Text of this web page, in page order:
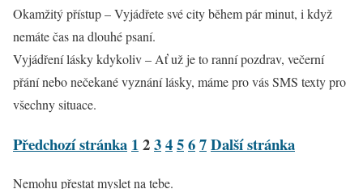
Okamžitý přístup – Vyjádřete své city během pár minut, i když
nemáte čas na dlouhé psaní.
Vyjádření lásky kdykoliv – Ať už je to ranní pozdrav, večerní
přání nebo nečekané vyznání lásky, máme pro vás SMS texty pro
všechny situace.
Předchozí stránka 1234567Další stránka
Nemohu přestat myslet na tebe.